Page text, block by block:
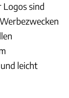
Logos sind
leicht